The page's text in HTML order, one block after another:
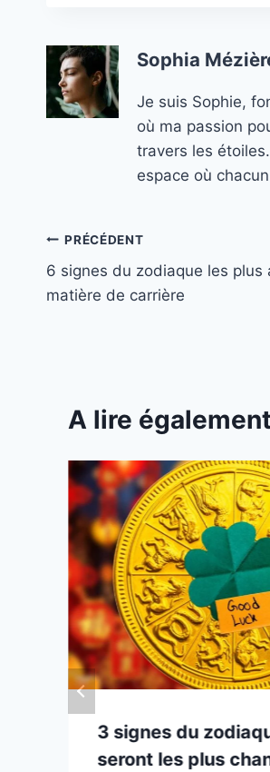
Sophia
Je suis Sophie,
où ma passion
travers les
espace où
Navigation
de
PRÉCÉDENT
6 signes du zodiaque les plus
matière de carrière
A lire également
3 signes du
seront les plus